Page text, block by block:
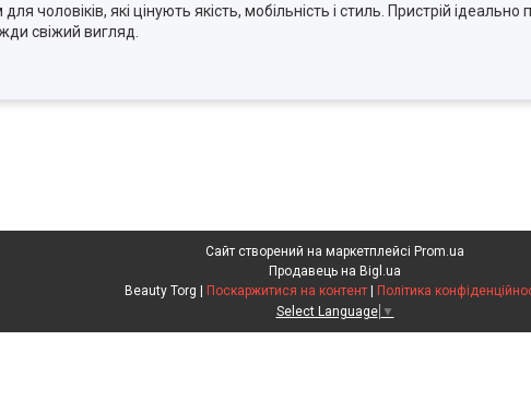
чоловіків, які цінують якість, мобільність і стиль. Пристрій
свіжий вигляд.
Сайт створений на маркетплейсі Prom.ua
Продавець на Bigl.ua
Beauty Torg | Поскаржитися на контент | Політика
Select Language ▼